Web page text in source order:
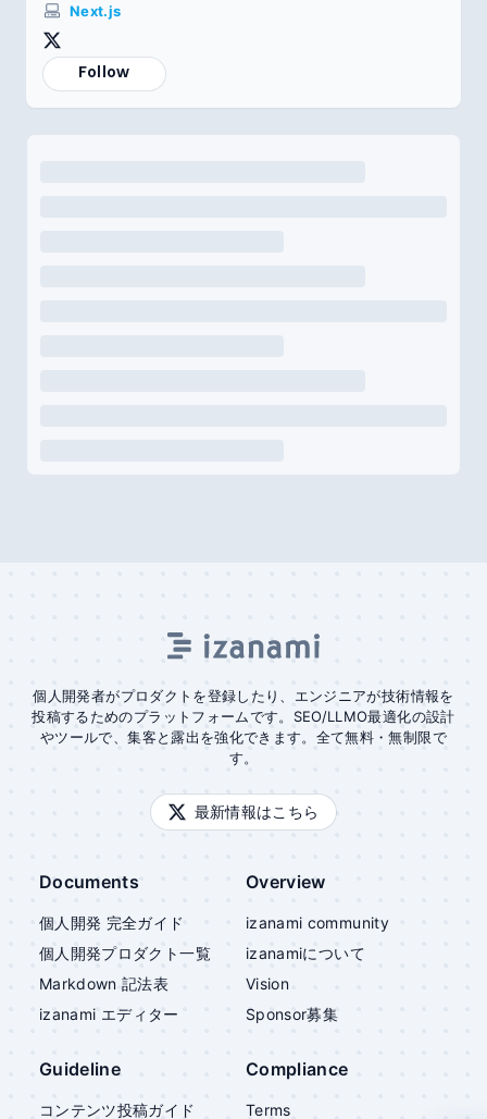
Next.js
Follow
個人開発者がプロダクトを登録したり、エンジニアが技術情報を
投稿するためのプラットフォームです。SEO/LLMO最適化の設計
やツールで、集客と露出を強化できます。全て無料・無制限で
す。
最新情報はこちら
Documents
個人開発 完全ガイド
個人開発プロダクト一覧
Markdown 記法表
izanami エディター
Overview
izanami community
izanamiについて
Vision
Sponsor募集
Guideline
コンテンツ投稿ガイド
Compliance
Terms